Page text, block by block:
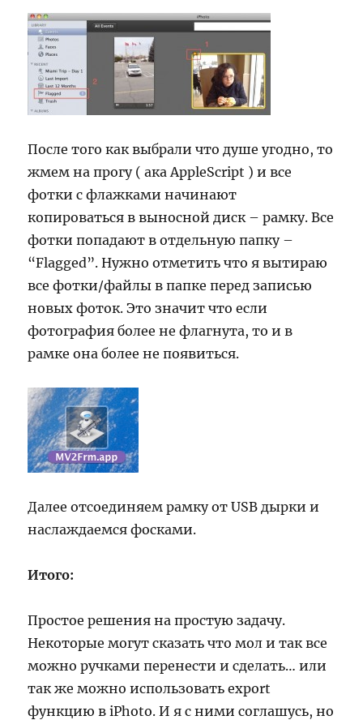
После того как выбрали что душе угодно, то
жмем на прогу ( ака AppleScript ) и все
фотки с флажками начинают
копироваться в выносной диск – рамку. Все
фотки попадают в отдельную папку –
“Flagged”. Нужно отметить что я вытираю
все фотки/файлы в папке перед записью
новых фоток. Это значит что если
фотография более не флагнута, то и в
рамке она более не появиться.
Далее отсоединяем рамку от USB дырки и
наслаждаемся фосками.
Итого:
Простое решения на простую задачу.
Некоторые могут сказать что мол и так все
можно ручками перенести и сделать… или
так же можно использовать export
функцию в iPhoto. И я с ними соглашусь, но